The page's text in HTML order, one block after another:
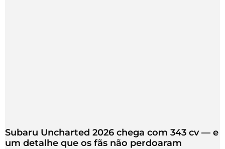
Subaru Uncharted 2026 chega com 343 cv — e
um detalhe que os fãs não perdoaram